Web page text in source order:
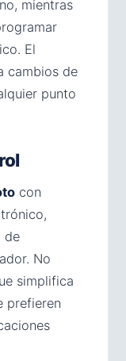
mientras
El
cambios de
punto
con
de
No
simplifica
prefieren